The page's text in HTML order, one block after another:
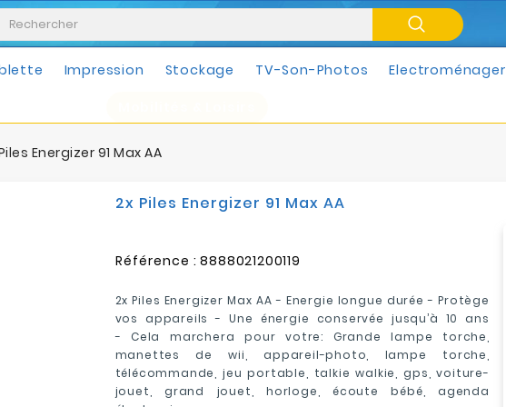
Impression Stockage TV-Son-Photos Electroménager
Energizer 91 Max AA
2x Piles Energizer 91 Max AA
Référence : 8888021200119
2x Piles Energizer Max AA - Energie longue durée -Protège
vos appareils - Une énergie conservée jusqu’à 10 ans
- Cela marchera pour votre: Grande lampe torche,
manettes de wii, appareil-photo, lampe torche,
télécommande, jeu portable, talkie walkie, gps, voiture-
jouet, grand jouet, horloge, écoute bébé, agenda